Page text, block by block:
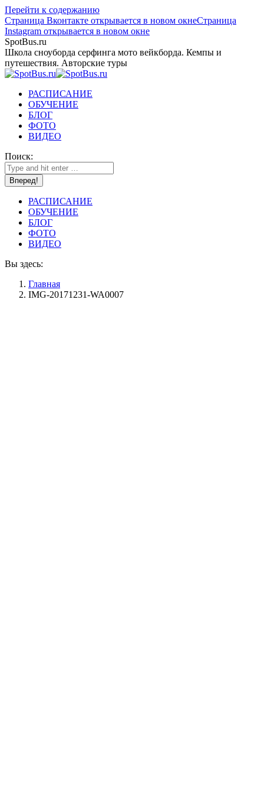
Перейти к содержанию
Страница Вконтакте открывается в новом окнеСтраница
Instagram открывается в новом окне
SpotBus.ru
Школа сноуборда серфинга мото вейкборда. Кемпы и
путешествия. Авторские туры
РАСПИСАНИЕ
ОБУЧЕНИЕ
БЛОГ
ФОТО
ВИДЕО
Поиск:
РАСПИСАНИЕ
ОБУЧЕНИЕ
БЛОГ
ФОТО
ВИДЕО
Вы здесь:
Главная
IMG-20171231-WA0007